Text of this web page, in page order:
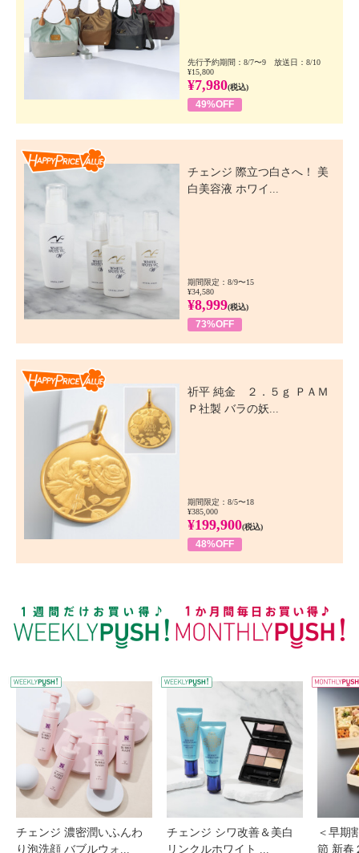
先行予約期間：8/7〜9 放送日：8/10
¥15,800
¥7,980(税込)
49%OFF
チェンジ 際立つ白さへ！ 美
白美容液 ホワイ...
期間限定：8/9〜15
¥34,580
¥8,999(税込)
73%OFF
祈平 純金 ２．５ｇ ＰＡＭ
Ｐ社製 バラの妖...
期間限定：8/5〜18
¥385,000
¥199,900(税込)
48%OFF
WEEKLY PUSH
チェンジ 濃密潤いふんわ
り泡洗顔 バブルウォ...
チェンジ シワ改善＆美白
リンクルホワイト ...
＜早期
節 新春